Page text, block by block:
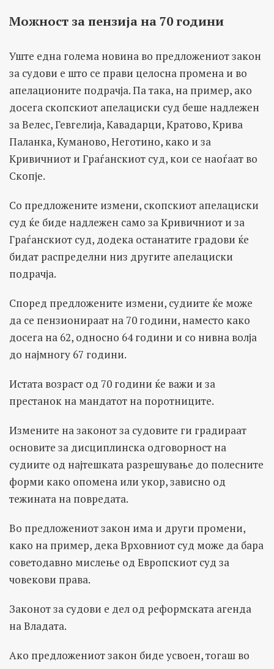
Можност за пензија на 70 години
Уште една голема новина во предложениот закон
за судови е што се прави целосна промена и во
апелационите подрачја. Па така, на пример, ако
досега скопскиот апелациски суд беше надлежен
за Велес, Гевгелија, Кавадарци, Кратово, Крива
Паланка, Куманово, Неготино, како и за
Кривичниот и Граѓанскиот суд, кои се наоѓаат во
Скопје.
Со предложените измени, скопскиот апелациски
суд ќе биде надлежен само за Кривичниот и за
Граѓанскиот суд, додека останатите градови ќе
бидат распределни низ другите апелациски
подрачја.
Според предложените измени, судиите ќе може
да се пензионираат на 70 години, наместо како
досега на 62, односно 64 години и со нивна волја
до најмногу 67 години.
Истата возраст од 70 години ќе важи и за
престанок на мандатот на поротниците.
Измените на законот за судовите ги градираат
основите за дисциплинска одговорност на
судиите од најтешката разрешување до полесните
форми како опомена или укор, зависно од
тежината на повредата.
Во предложениот закон има и други промени,
како на пример, дека Врховниот суд може да бара
советодавно мислење од Европскиот суд за
човекови права.
Законот за судови е дел од реформската агенда
на Владата.
Ако предложениот закон биде усвоен, тогаш во